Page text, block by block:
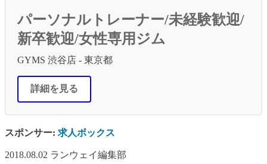
パーソナルトレーナー/未経験歓迎/
新卒歓迎/女性専用ジム
GYMS 渋谷店 - 東京都
詳細を見る
スポンサー: 求人ボックス
2018.08.02 ランウェイ編集部